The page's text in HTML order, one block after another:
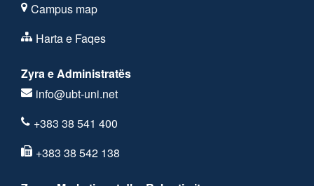
Campus map
Harta e Faqes
Zyra e Administratës
info@ubt-uni.net
+383 38 541 400
+383 38 542 138